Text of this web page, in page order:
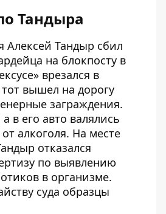
Тандыра
Алексей Тандыр сбил
на блокпосту в
врезался в
вышел на дорогу
заграждения.
в его авто валялись
алкоголя. На месте
отказался
по выявлению
в организме.
суда образцы